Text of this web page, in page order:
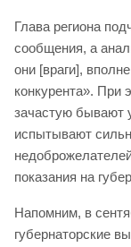
Глава региона
сообщения, а
они [враги],
конкурента». При
зачастую бывают
испытывают
показания на
Напомним, в
губернаторские